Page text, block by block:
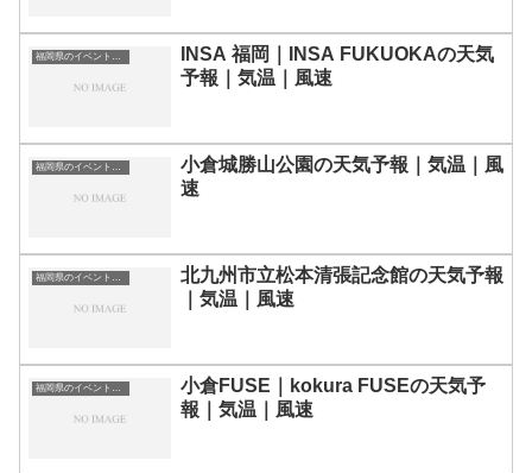
福岡県のイベント会場一覧
INSA 福岡｜INSA FUKUOKAの天気
予報｜気温｜風速
福岡県のイベント会場一覧
小倉城勝山公園の天気予報｜気温｜風
速
福岡県のイベント会場一覧
北九州市立松本清張記念館の天気予報
｜気温｜風速
福岡県のイベント会場一覧
小倉FUSE｜kokura FUSEの天気予
報｜気温｜風速